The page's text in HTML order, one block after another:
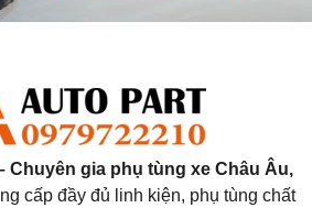
Chuyên gia phụ tùng xe Châu Âu,
cấp đầy đủ linh kiện, phụ tùng chất